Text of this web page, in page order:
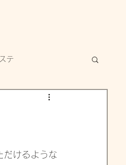
テ
だけるような